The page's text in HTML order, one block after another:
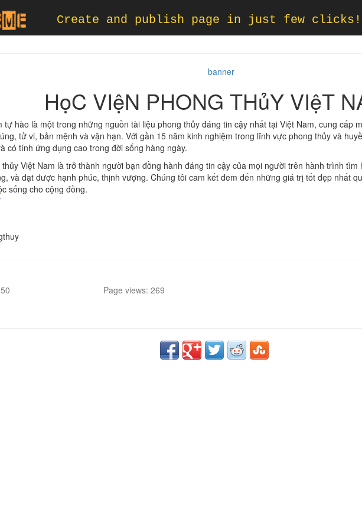
Create and publish page in just few clicks!
HọC VIệN PHONG THủY VIệT
tự hào là một trong những nguồn tài liệu phong thủy đáng tin cậy nhất tại Việt Nam, cung cấp
tử vi, bản mệnh và vận hạn. Với gần 15 năm kinh nghiệm trong lĩnh vực phong thủy và
có tính ứng dụng cao trong đời sống hàng ngày.
Việt Nam là trở thành người bạn đồng hành đáng tin cậy của mọi người trên hành trình
và đạt được hạnh phúc, thịnh vượng. Chúng tôi cam kết đem đến những giá trị tốt đẹp nhất
sống cho cộng đồng.
Page views: 269